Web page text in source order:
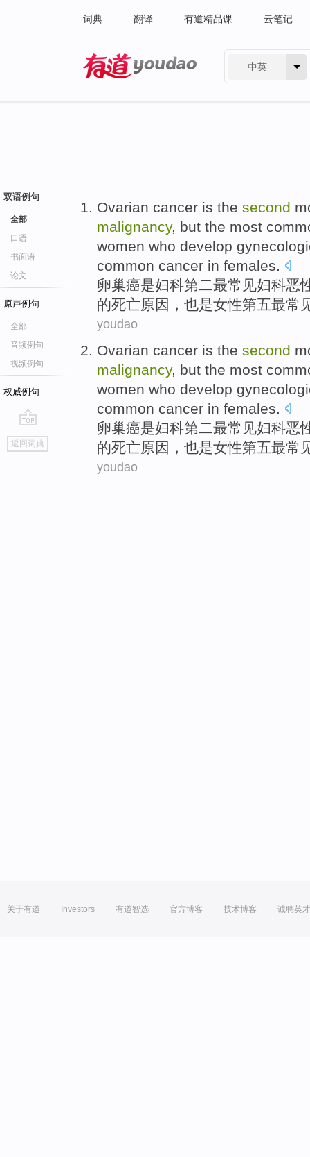
词典 翻译 有道精品课 云笔记
中英
双语例句
全部
口语
书面语
论文
原声例句
全部
音频例句
视频例句
权威例句
go
top
返回词典
Ovarian cancer is the second
malignancy, but the most
women who develop
common cancer in females.
卵巢癌是妇科第二最常见妇科恶
的死亡原因 ， 也是女性第五最常
youdao
Ovarian cancer is the second
malignancy, but the most
women who develop
common cancer in females.
卵巢癌是妇科第二最常见妇科恶
的死亡原因 ， 也是女性第五最常
youdao
关于有道 Investors 有道智选 官方博客 技术博客 诚聘英才